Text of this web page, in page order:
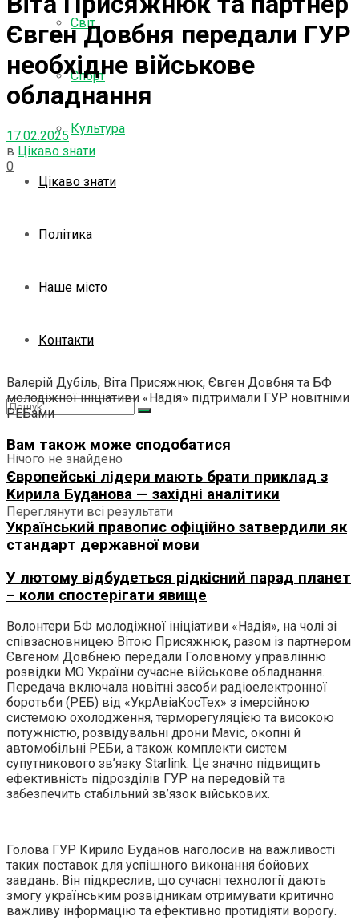
Світ
Спорт
Культура
Цікаво знати
Політика
Наше місто
Контакти
Нічого не знайдено
Переглянути всі результати
Євген Довбня передали ГУР
необхідне військове
обладнання
17.02.2025
в Цікаво знати
0
Валерій Дубіль, Віта Присяжнюк, Євген Довбня та БФ
молодіжної ініціативи «Надія» підтримали ГУР новітніми
РЕБами
Вам також може сподобатися
Європейські лідери мають брати приклад з
Кирила Буданова — західні аналітики
Український правопис офіційно затвердили як
стандарт державної мови
У лютому відбудеться рідкісний парад планет
– коли спостерігати явище
Волонтери БФ молодіжної ініціативи «Надія», на чолі зі
співзасновницею Вітою Присяжнюк, разом із партнером
Євгеном Довбнею передали Головному управлінню
розвідки МО України сучасне військове обладнання.
Передача включала новітні засоби радіоелектронної
боротьби (РЕБ) від «УкрАвіаКосТех» з імерсійною
системою охолодження, терморегуляцією та високою
потужністю, розвідувальні дрони Mavic, окопні й
автомобільні РЕБи, а також комплекти систем
супутникового зв’язку Starlink. Це значно підвищить
ефективність підрозділів ГУР на передовій та
забезпечить стабільний зв’язок військових.
Голова ГУР Кирило Буданов наголосив на важливості
таких поставок для успішного виконання бойових
завдань. Він підкреслив, що сучасні технології дають
змогу українським розвідникам отримувати критично
важливу інформацію та ефективно протидіяти ворогу.